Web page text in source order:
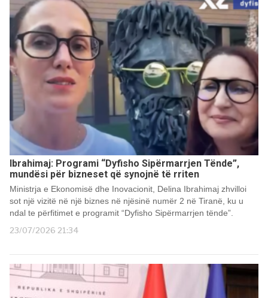
Ibrahimaj: Programi “Dyfisho Sipërmarrjen Tënde”,
mundësi për bizneset që synojnë të rriten
Ministrja e Ekonomisë dhe Inovacionit, Delina Ibrahimaj zhvilloi
sot një vizitë në një biznes në njësinë numër 2 në Tiranë, ku u
ndal te përfitimet e programit “Dyfisho Sipërmarrjen tënde”.
23/07/2026 21:34